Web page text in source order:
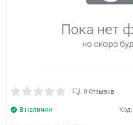
0 Отзывов
Код:
В наличии